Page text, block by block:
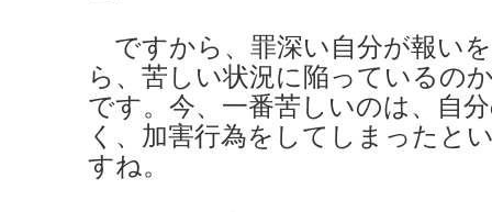
ですから、罪深い自分が報い
ら、苦しい状況に陥っているの
です。今、一番苦しいのは、自
く、加害行為をしてしまったと
すね。